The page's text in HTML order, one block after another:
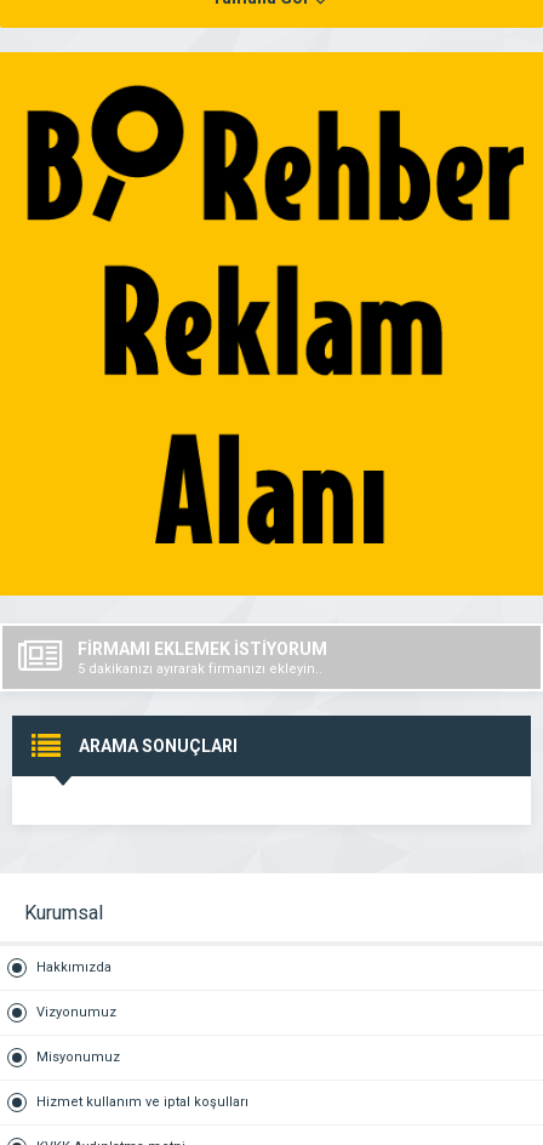
FİRMAMI EKLEMEK İSTİYORUM
5 dakikanızı ayırarak firmanızı ekleyin..
ARAMA SONUÇLARI
Kurumsal
Hakkımızda
Vizyonumuz
Misyonumuz
Hizmet kullanım ve iptal koşulları